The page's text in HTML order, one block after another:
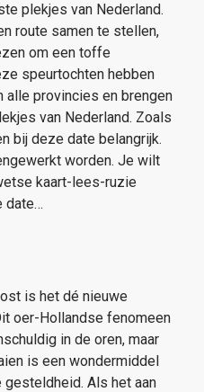
plekjes van Nederland.
route samen te stellen,
om een toffe
speurtochten hebben
alle provincies en brengen
van Nederland. Zoals
bij deze date belangrijk.
worden. Je wilt
kaart-lees-ruzie
date…
is het dé nieuwe
oer-Hollandse fenomeen
in de oren, maar
is een wondermiddel
Als het aan